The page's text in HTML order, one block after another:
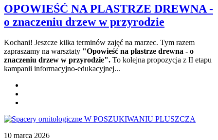
OPOWIEŚĆ NA PLASTRZE DREWNA -
o znaczeniu drzew w przyrodzie
Kochani! Jeszcze kilka terminów zajęć na marzec. Tym razem
zapraszamy na warsztaty "Opowieść na plastrze drewna - o
znaczeniu drzew w przyrodzie". To kolejna propozycja z II etapu
kampanii informacyjno-edukacyjnej...
10 marca 2026